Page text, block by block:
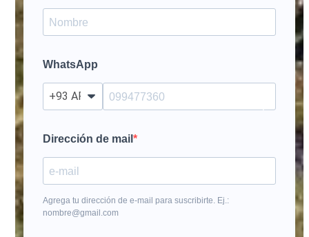
WhatsApp
?
Dirección de mail
Agrega tu dirección de e-mail para suscribirte. Ej.:
nombre@gmail.com